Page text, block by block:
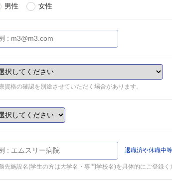
男性 女性
資格の確認を別途させていただく場合があります。
退職済や休職中
先施設名(学生の方は大学名・専門学校名)を具体的にご登録く